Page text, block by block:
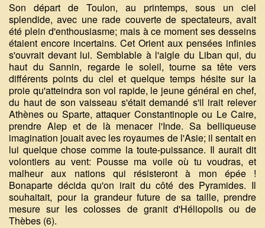
Son départ de Toulon, au printemps, sous un ciel
splendide, avec une rade couverte de spectateurs, avait
été plein d'enthousiasme; mais à ce moment ses desseins
étaient encore incertains. Cet Orient aux pensées infinies
s'ouvrait devant lui. Semblable à l'aigle du Liban qui, du
haut du Sannin, regarde le soleil, tourne sa tête vers
différents points du ciel et quelque temps hésite sur la
proie qu'atteindra son vol rapide, le jeune général en chef,
du haut de son vaisseau s'était demandé s'il irait relever
Athènes ou Sparte, attaquer Constantinople ou Le Caire,
prendre Alep et de là menacer l'Inde. Sa belliqueuse
imagination jouait avec les royaumes de l'Asie; il sentait en
lui quelque chose comme la toute-puissance. Il aurait dit
volontiers au vent: Pousse ma voile où tu voudras, et
malheur aux nations qui résisteront à mon épée !
Bonaparte décida qu'on irait du côté des Pyramides. Il
souhaitait, pour la grandeur future de sa taille, prendre
mesure sur les colosses de granit d'Héliopolis ou de
Thèbes (6).